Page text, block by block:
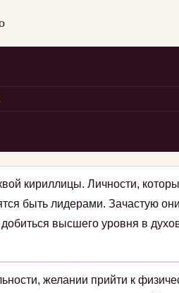
кириллицы. Личности,
быть лидерами. Зачастую
высшего уровня в
желании прийти к